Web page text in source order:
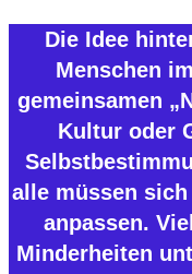
Die Idee
Menschen
gemeinsamen
Kultur oder
alle müssen
anpassen.
Minderheiten